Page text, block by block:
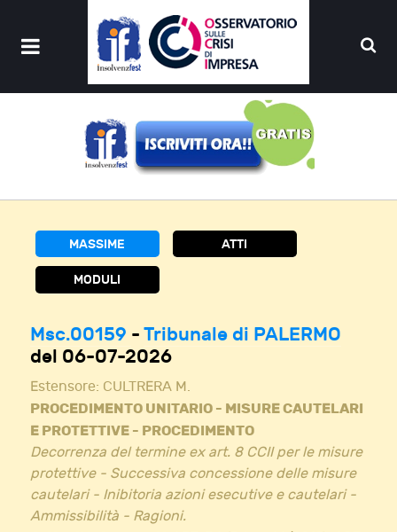
MASSIME ATTI
MODULI
Msc.00159 - Tribunale di PALERMO
del 06-07-2026
Estensore: CULTRERA M.
PROCEDIMENTO UNITARIO - MISURE CAUTELARI
E PROTETTIVE - PROCEDIMENTO
Decorrenza del termine ex art. 8 CCII per le misure
protettive - Successiva concessione delle misure
cautelari - Inibitoria azioni esecutive e cautelari -
Ammissibilità - Ragioni.